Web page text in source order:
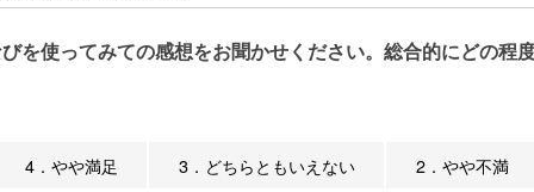
を使ってみての感想をお聞かせください。総合的にどの程
4．やや満足 3．どちらともいえない 2．やや不満